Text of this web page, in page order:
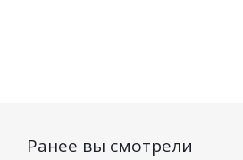
Ранее вы смотрели